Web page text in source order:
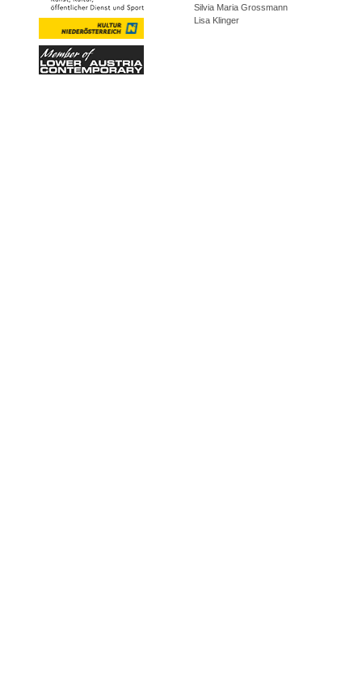
Silvia Maria Grossmann
Lisa Klinger